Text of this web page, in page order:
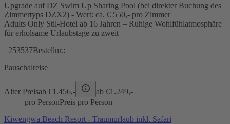
Upgrade auf DZ Swim Up Sharing Pool (bei direkter Buchung des
Zimmertyps DZX2) - Wert: ca. € 550,- pro Zimmer
Adults Only Stil-Hotel ab 16 Jahren – Ruhige Wohlfühlatmosphäre
für erholsame Urlaubstage zu zweit
253537Bestellnr.:
Pauschalreise
Alter Preisab €1.456,- ab €1.249,-
pro PersonPreis pro Person
Kiwengwa Beach Resort - Traumurlaub inkl. Safari